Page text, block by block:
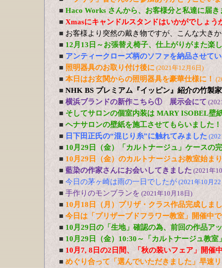
■ Haco Works さんから、お客様分と私達に届き
■ Xmasにキャンドルスタンドはいかがでしょう
■ お客様より突然の戴き物ですが、こんな大き
■ 12月13日～お張替え椅子、仕上がりがまた楽
■ アンティークローズ柄のソファを納品させて
■ 照明器具のお取り付け後に (2021年12月6日)
■ 本日はお玄関からの照明器具を豪華仕様に！
■ NHK BS プレミアム『イッピン』紹介の竹製
■ 横浜ブランドの新作こちら① 展示会にて
■ そしてサロンの個室内装は MARY ISOBEL壁
■ ヘナサロンの壁紙を施工させてもらいました！
■ 日下田正氏の“混じり糸”に触れてみました
■ 10月29日（金）「カルトナージュ」ケースの
■ 10月29日（金）のカルトナージュお教室始ま
■ 藍染の作家さんにお会いしてきました (2021年
■ 今日の茅ヶ崎は雨の一日でしたが (2021年10月
■ 手作りのモンブランを (2021年10月18日)
■ 10月18日（月）プリザ・クラス作品完成しま
■ 今日は「プリザーブドフラワー教室」開催中
■ 10月29日の「生地」確認の為、前回の作品ア
■ 10月29日（金）10:30～「カルトナージュ教室
■ 10月7, 8日の2日間、「秋の装いフェア」開催
■ めぐり合って「選んでいただきました」早速